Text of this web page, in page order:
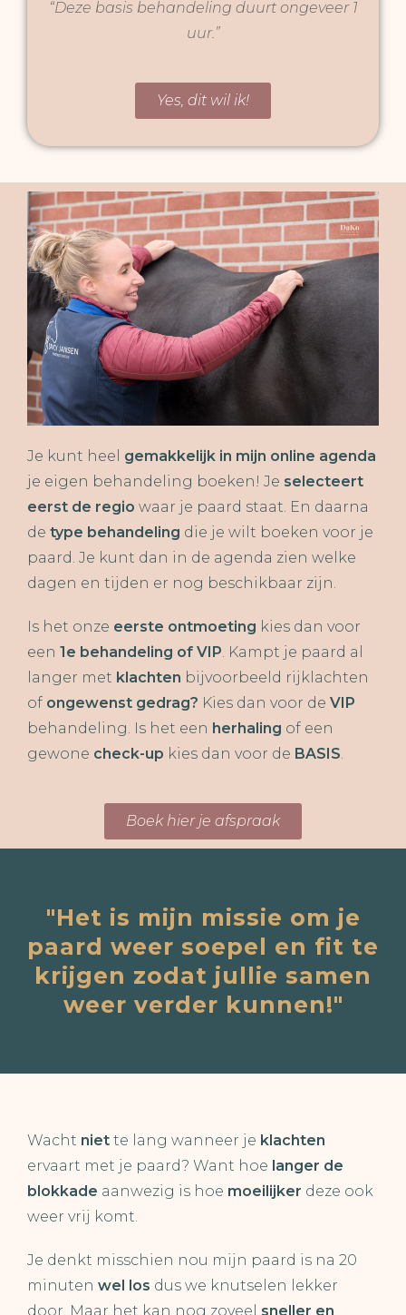
“Deze basis behandeling duurt ongeveer 1
uur.”
Yes, dit wil ik!
Je kunt heel gemakkelijk in mijn online agenda
je eigen behandeling boeken! Je selecteert
eerst de regio waar je paard staat. En daarna
de type behandeling die je wilt boeken voor je
paard. Je kunt dan in de agenda zien welke
dagen en tijden er nog beschikbaar zijn.
Is het onze eerste ontmoeting kies dan voor
een 1e behandeling of VIP. Kampt je paard al
langer met klachten bijvoorbeeld rijklachten
of ongewenst gedrag? Kies dan voor de VIP
behandeling. Is het een herhaling of een
gewone check-up kies dan voor de BASIS.
Boek hier je afspraak
"Het is mijn missie om je
paard weer soepel en fit te
krijgen zodat jullie samen
weer verder kunnen!"
Wacht niet te lang wanneer je klachten
ervaart met je paard? Want hoe langer de
blokkade aanwezig is hoe moeilijker deze ook
weer vrij komt.
Je denkt misschien nou mijn paard is na 20
minuten wel los dus we knutselen lekker
door. Maar het kan nog zoveel sneller en